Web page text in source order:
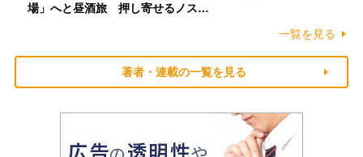
場」へと昼酒旅 押し寄せるノス…
一覧を見る
著者・連載の一覧を見る